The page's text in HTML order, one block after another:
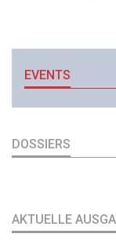
EVENTS
DOSSIERS
AKTUELLE